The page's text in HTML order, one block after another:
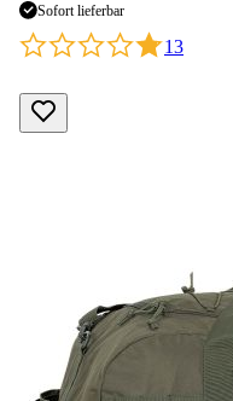
Sofort lieferbar
13